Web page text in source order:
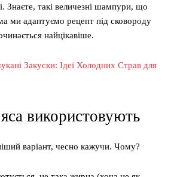
Знаєте, такі величезні шампури, що
ми адаптуємо рецепт під сковороду
найцікавіше.
Закуски: Ідеї Холодних Страв для
використовують
варіант, чесно кажучи. Чому?